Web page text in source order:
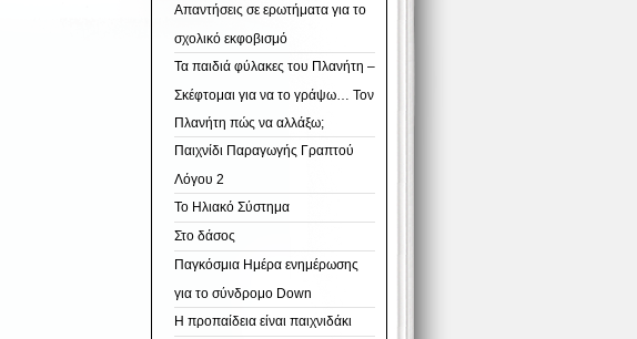
Απαντήσεις σε ερωτήματα για το
σχολικό εκφοβισμό
Τα παιδιά φύλακες του Πλανήτη –
Σκέφτομαι για να το γράψω… Τον
Πλανήτη πώς να αλλάξω;
Παιχνίδι Παραγωγής Γραπτού
Λόγου 2
Το Ηλιακό Σύστημα
Στο δάσος
Παγκόσμια Ημέρα ενημέρωσης
για το σύνδρομο Down
Η προπαίδεια είναι παιχνιδάκι